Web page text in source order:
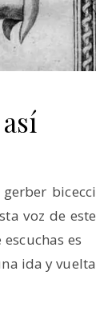
voz de este
escuchas es
y vuelta